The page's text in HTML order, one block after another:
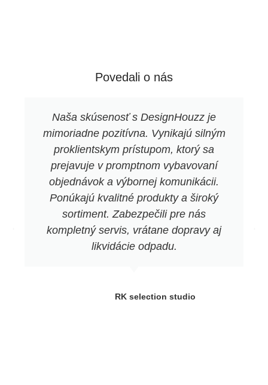
Povedali o nás
Naša skúsenosť s DesignHouzz je
mimoriadne pozitívna. Vynikajú silným
proklientskym prístupom, ktorý sa
prejavuje v promptnom vybavovaní
objednávok a výbornej komunikácii.
Ponúkajú kvalitné produkty a široký
sortiment. Zabezpečili pre nás
kompletný servis, vrátane dopravy aj
likvidácie odpadu.
RK selection studio